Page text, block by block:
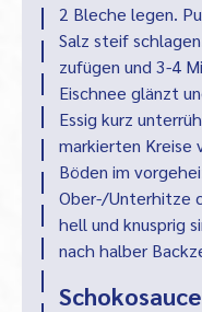
2 Bleche legen.
Salz steif
zufügen und 3-4
Eischnee glänzt
Essig kurz
markierten Kreise
Böden im
Ober-/Unterhitze
hell und knusprig
nach halber